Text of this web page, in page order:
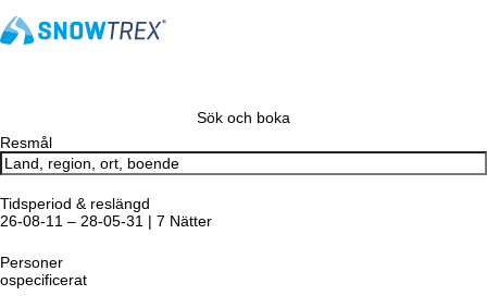
Sök och boka
Resmål
Tidsperiod & reslängd
26-08-11 – 28-05-31 | 7 Nätter
Personer
ospecificerat